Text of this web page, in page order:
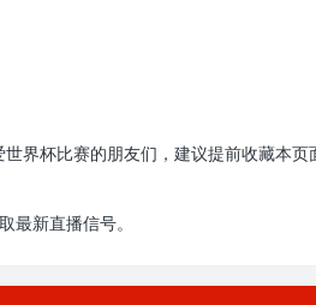
界杯比赛的朋友们，建议提前收藏本页
最新直播信号。